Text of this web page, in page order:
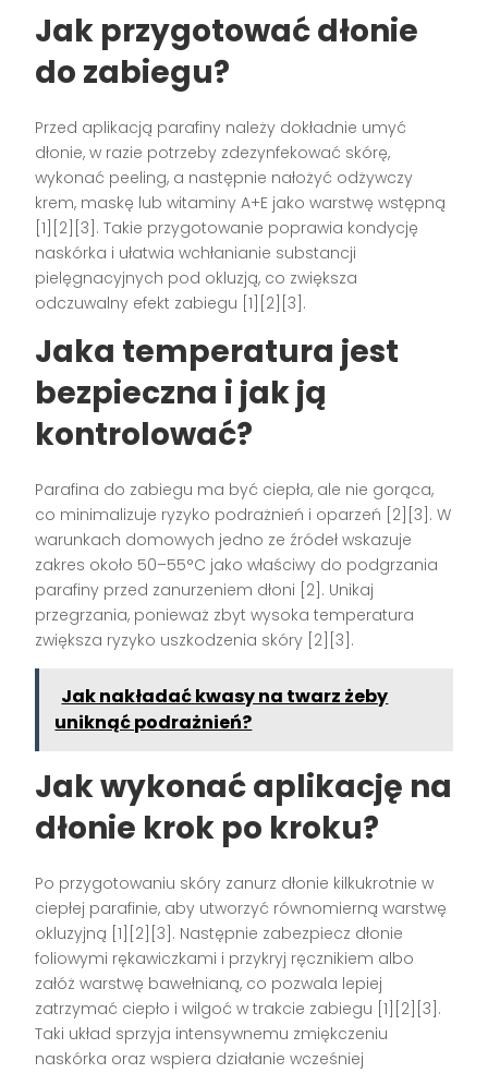
Jak przygotować dłonie
do zabiegu?
Przed aplikacją parafiny należy dokładnie umyć
dłonie, w razie potrzeby zdezynfekować skórę,
wykonać peeling, a następnie nałożyć odżywczy
krem, maskę lub witaminy A+E jako warstwę wstępną
[1][2][3]. Takie przygotowanie poprawia kondycję
naskórka i ułatwia wchłanianie substancji
pielęgnacyjnych pod okluzją, co zwiększa
odczuwalny efekt zabiegu [1][2][3].
Jaka temperatura jest
bezpieczna i jak ją
kontrolować?
Parafina do zabiegu ma być ciepła, ale nie gorąca,
co minimalizuje ryzyko podrażnień i oparzeń [2][3]. W
warunkach domowych jedno ze źródeł wskazuje
zakres około 50–55°C jako właściwy do podgrzania
parafiny przed zanurzeniem dłoni [2]. Unikaj
przegrzania, ponieważ zbyt wysoka temperatura
zwiększa ryzyko uszkodzenia skóry [2][3].
Jak nakładać kwasy na twarz żeby
uniknąć podrażnień?
Jak wykonać aplikację na
dłonie krok po kroku?
Po przygotowaniu skóry zanurz dłonie kilkukrotnie w
ciepłej parafinie, aby utworzyć równomierną warstwę
okluzyjną [1][2][3]. Następnie zabezpiecz dłonie
foliowymi rękawiczkami i przykryj ręcznikiem albo
załóż warstwę bawełnianą, co pozwala lepiej
zatrzymać ciepło i wilgoć w trakcie zabiegu [1][2][3].
Taki układ sprzyja intensywnemu zmiękczeniu
naskórka oraz wspiera działanie wcześniej